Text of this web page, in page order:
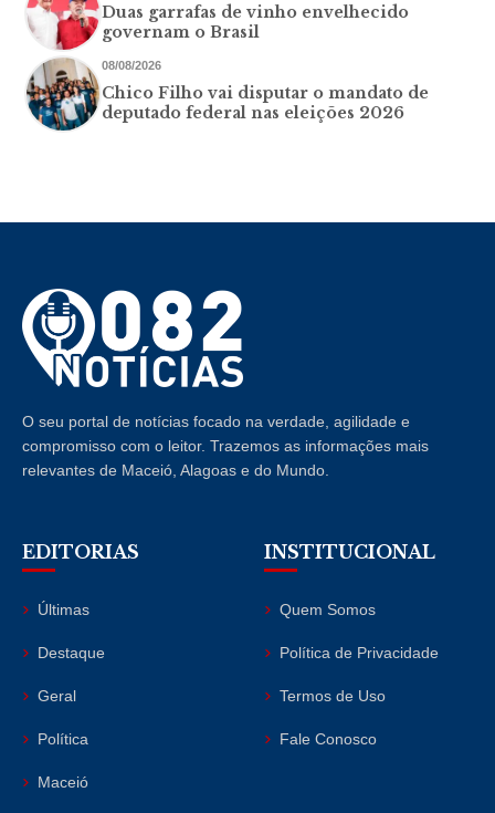
Duas garrafas de vinho envelhecido
governam o Brasil
08/08/2026
Chico Filho vai disputar o mandato de
deputado federal nas eleições 2026
O seu portal de notícias focado na verdade, agilidade e
compromisso com o leitor. Trazemos as informações mais
relevantes de Maceió, Alagoas e do Mundo.
EDITORIAS
Últimas
Destaque
Geral
Política
Maceió
INSTITUCIONAL
Quem Somos
Política de Privacidade
Termos de Uso
Fale Conosco